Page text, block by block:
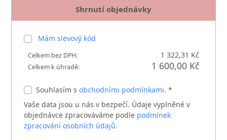
Shrnutí objednávky
Mám slevový kód
Celkem bez DPH: 1 322,31 Kč
Celkem k úhradě: 1 600,00 Kč
Souhlasím sobchodními podmínkami. *
Vaše data jsou u nás v bezpečí. Údaje vyplněné v
objednávce zpracováváme podle podmínek
zpracování osobních údajů.